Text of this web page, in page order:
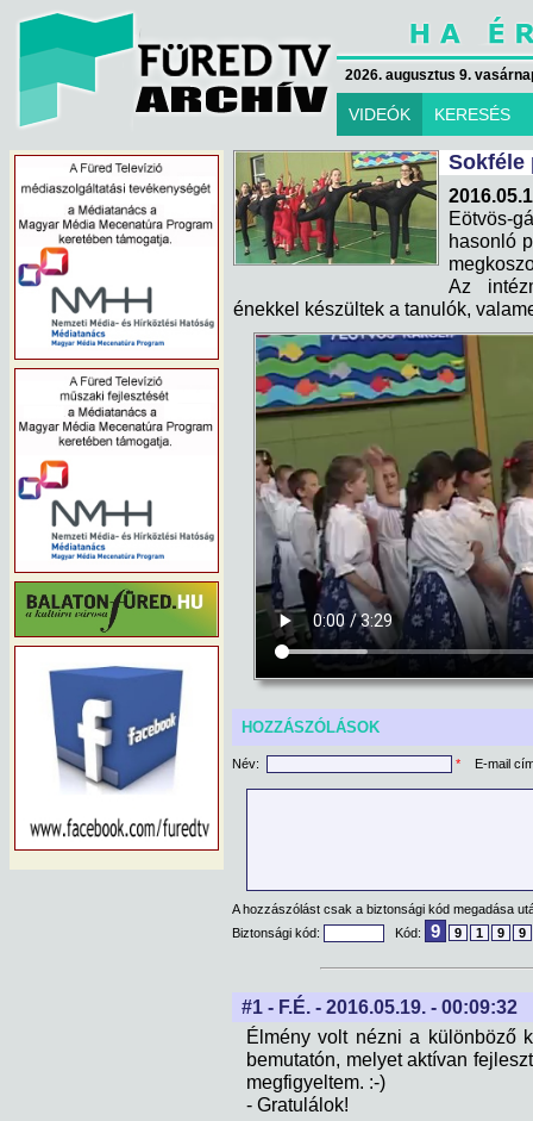
2026. augusztus 9.
VIDEÓK KERESÉS
Sokféle
Eötvös-
hasonló
Az
énekkel készültek a tanulók,
HOZZÁSZÓLÁSOK
Név: * E-mail
A hozzászólást csak a biztonsági kód megadása
Biztonsági kód:
Kód: 9 9 1 9 9
#1 - F.É. - 2016.05.19. - 00:09:32
Élmény volt nézni a különböző
bemutatón, melyet aktívan
megfigyeltem. :-)
- Gratulálok!